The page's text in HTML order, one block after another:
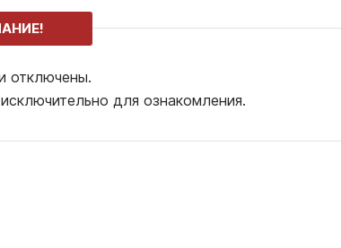
отключены.
для ознакомления.